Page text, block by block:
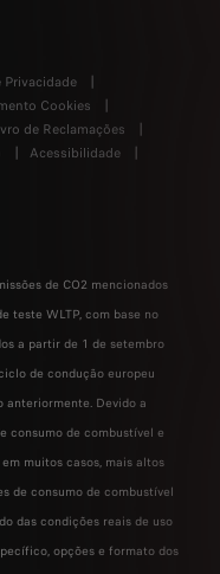
Privacidade
Cookies
de Reclamações
Acessibilidade
de CO2 mencionados
teste WLTP, com base no
a partir de 1 de setembro
de condução europeu
anteriormente. Devido a
consumo de combustível e
muitos casos, mais altos
de consumo de combustível
das condições reais de uso
opções e formato dos